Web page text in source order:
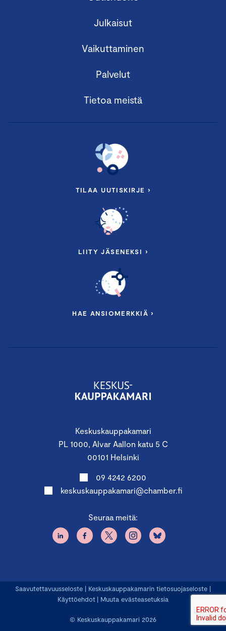
Keskuskauppakamari
PL 1000, Alvar Aallon katu 5 C
00101 Helsinki
09 4242 6200
keskuskauppakamari@chamber.fi
Seuraa meitä:
Julkaisut
Vaikuttaminen
Palvelut
Tietoa meistä
TILAA UUTISKIRJE ›
LIITY JÄSENEKSI ›
HAE ANSIOMERKKIÄ ›
© Keskuskauppakamari 2026
Saavutettavuusseloste | Keskuskauppakamarin tietosuojaseloste |
Käyttöehdot | Muuta evästeasetuksia